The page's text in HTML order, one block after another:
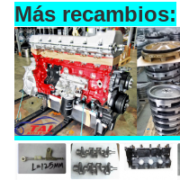
Más recambios: